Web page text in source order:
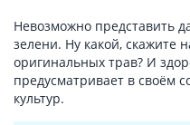
Невозможно представить
зелени. Ну какой, скажите
оригинальных трав? И
предусматривает в своём
культур.